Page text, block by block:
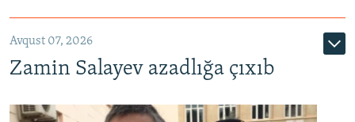
Avqust 07, 2026
Zamin Salayev azadlığa çıxıb